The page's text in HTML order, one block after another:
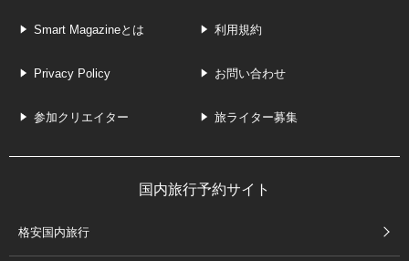
Smart Magazineとは 利用規約
Privacy Policy お問い合わせ
参加クリエイター 旅ライター募集
国内旅行予約サイト
格安国内旅行